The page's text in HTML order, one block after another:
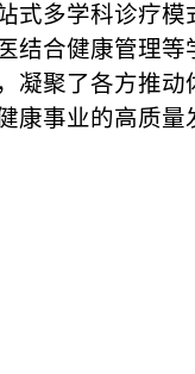
式多学科诊疗模
结合健康管理
凝聚了各方推
康事业的高质